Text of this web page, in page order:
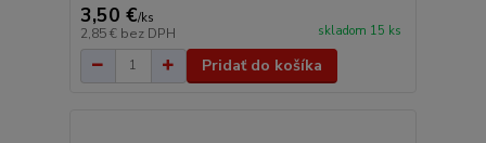
3,50 €/ks
2,85 € bez DPH skladom 15 ks
Pridať do košíka